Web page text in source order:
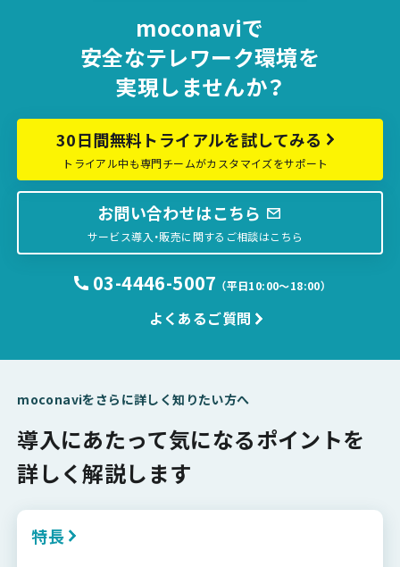
moconaviで
安全なテレワーク環境を
実現しませんか？
30日間無料トライアルを試してみる
トライアル中も専門チームがカスタマイズをサポート
お問い合わせはこちら
サービス導入・販売に関するご相談はこちら
03-4446-5007 （平日10:00〜18:00）
よくあるご質問
moconaviをさらに詳しく知りたい方へ
導入にあたって気になるポイントを
詳しく解説します
特長